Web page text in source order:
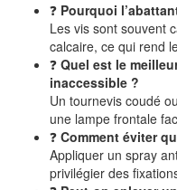
❓ Pourquoi
Les vis sont souvent
calcaire, ce qui rend
❓ Quel est le
inaccessible ?
Un tournevis coudé
une lampe frontale
❓ Comment éviter
Appliquer un spray
privilégier des